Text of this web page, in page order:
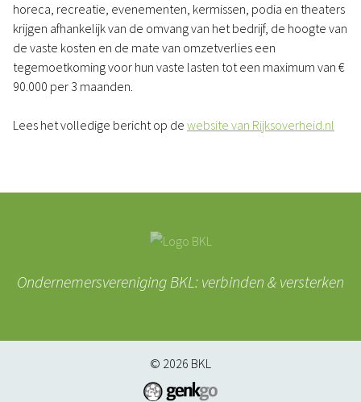
horeca, recreatie, evenementen, kermissen, podia en theaters
krijgen afhankelijk van de omvang van het bedrijf, de hoogte van
de vaste kosten en de mate van omzetverlies een
tegemoetkoming voor hun vaste lasten tot een maximum van €
90.000 per 3 maanden.
Lees het volledige bericht op de website van Rijksoverheid.nl
Ondernemersvereniging BKL: verbinden & versterken
© 2026 BKL